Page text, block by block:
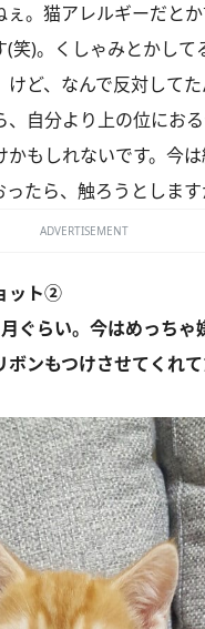
。猫アレルギーだと
(笑)。くしゃみとかして
けど、なんで反対して
自分より上の位にお
かもしれないです。今
たら、触ろうとします
ADVERTISEMENT
ット②
月ぐらい。今はめっちゃ
ボンもつけさせてくれ